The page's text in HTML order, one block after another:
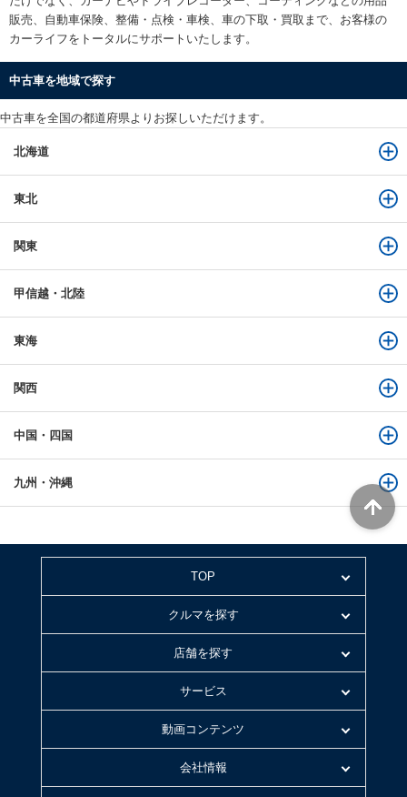
販売、自動車保険、整備・点検・車検、車の下取・買取まで、お客様の
カーライフをトータルにサポートいたします。
中古車を地域で探す
中古車を全国の都道府県よりお探しいただけます。
北海道
東北
関東
甲信越・北陸
東海
関西
中国・四国
九州・沖縄
TOP
クルマを探す
店舗を探す
サービス
動画コンテンツ
会社情報